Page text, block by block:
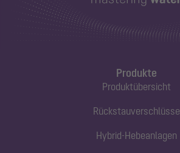
Produkte
Produktübersicht
Rückstauverschlüsse
Hybrid-Hebeanlagen